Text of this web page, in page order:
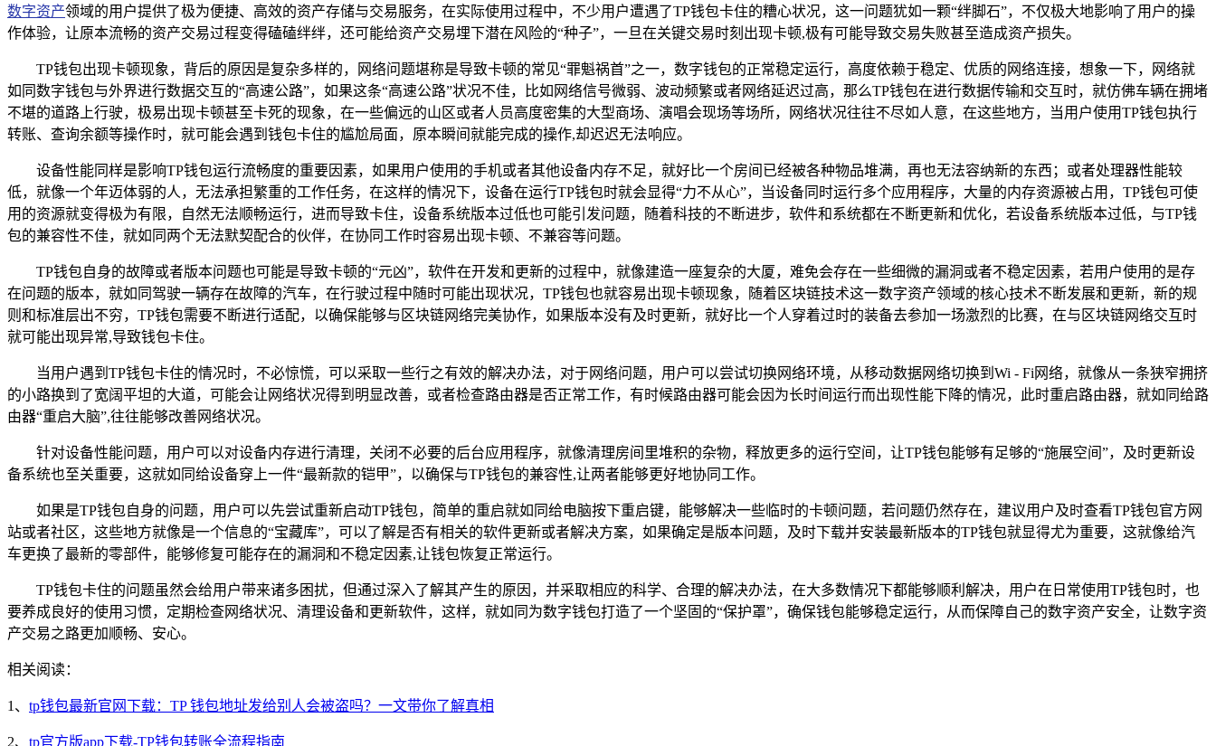
数字资产领域的用户提供了极为便捷、高效的资产存储与交易服务，在实际使用过程中，不少用户遭遇了TP钱包卡住的糟心状况，这一问题犹如一颗“绊脚石”，不仅极大地影响了用户的操
作体验，让原本流畅的资产交易过程变得磕磕绊绊，还可能给资产交易埋下潜在风险的“种子”，一旦在关键交易时刻出现卡顿,极有可能导致交易失败甚至造成资产损失。
TP钱包出现卡顿现象，背后的原因是复杂多样的，网络问题堪称是导致卡顿的常见“罪魁祸首”之一，数字钱包的正常稳定运行，高度依赖于稳定、优质的网络连接，想象一下，网络就
如同数字钱包与外界进行数据交互的“高速公路”，如果这条“高速公路”状况不佳，比如网络信号微弱、波动频繁或者网络延迟过高，那么TP钱包在进行数据传输和交互时，就仿佛车辆在拥堵
不堪的道路上行驶，极易出现卡顿甚至卡死的现象，在一些偏远的山区或者人员高度密集的大型商场、演唱会现场等场所，网络状况往往不尽如人意，在这些地方，当用户使用TP钱包执行
转账、查询余额等操作时，就可能会遇到钱包卡住的尴尬局面，原本瞬间就能完成的操作,却迟迟无法响应。
设备性能同样是影响TP钱包运行流畅度的重要因素，如果用户使用的手机或者其他设备内存不足，就好比一个房间已经被各种物品堆满，再也无法容纳新的东西；或者处理器性能较
低，就像一个年迈体弱的人，无法承担繁重的工作任务，在这样的情况下，设备在运行TP钱包时就会显得“力不从心”，当设备同时运行多个应用程序，大量的内存资源被占用，TP钱包可使
用的资源就变得极为有限，自然无法顺畅运行，进而导致卡住，设备系统版本过低也可能引发问题，随着科技的不断进步，软件和系统都在不断更新和优化，若设备系统版本过低，与TP钱
包的兼容性不佳，就如同两个无法默契配合的伙伴，在协同工作时容易出现卡顿、不兼容等问题。
TP钱包自身的故障或者版本问题也可能是导致卡顿的“元凶”，软件在开发和更新的过程中，就像建造一座复杂的大厦，难免会存在一些细微的漏洞或者不稳定因素，若用户使用的是存
在问题的版本，就如同驾驶一辆存在故障的汽车，在行驶过程中随时可能出现状况，TP钱包也就容易出现卡顿现象，随着区块链技术这一数字资产领域的核心技术不断发展和更新，新的规
则和标准层出不穷，TP钱包需要不断进行适配，以确保能够与区块链网络完美协作，如果版本没有及时更新，就好比一个人穿着过时的装备去参加一场激烈的比赛，在与区块链网络交互时
就可能出现异常,导致钱包卡住。
当用户遇到TP钱包卡住的情况时，不必惊慌，可以采取一些行之有效的解决办法，对于网络问题，用户可以尝试切换网络环境，从移动数据网络切换到Wi - Fi网络，就像从一条狭窄拥挤
的小路换到了宽阔平坦的大道，可能会让网络状况得到明显改善，或者检查路由器是否正常工作，有时候路由器可能会因为长时间运行而出现性能下降的情况，此时重启路由器，就如同给路
由器“重启大脑”,往往能够改善网络状况。
针对设备性能问题，用户可以对设备内存进行清理，关闭不必要的后台应用程序，就像清理房间里堆积的杂物，释放更多的运行空间，让TP钱包能够有足够的“施展空间”，及时更新设
备系统也至关重要，这就如同给设备穿上一件“最新款的铠甲”，以确保与TP钱包的兼容性,让两者能够更好地协同工作。
如果是TP钱包自身的问题，用户可以先尝试重新启动TP钱包，简单的重启就如同给电脑按下重启键，能够解决一些临时的卡顿问题，若问题仍然存在，建议用户及时查看TP钱包官方网
站或者社区，这些地方就像是一个信息的“宝藏库”，可以了解是否有相关的软件更新或者解决方案，如果确定是版本问题，及时下载并安装最新版本的TP钱包就显得尤为重要，这就像给汽
车更换了最新的零部件，能够修复可能存在的漏洞和不稳定因素,让钱包恢复正常运行。
TP钱包卡住的问题虽然会给用户带来诸多困扰，但通过深入了解其产生的原因，并采取相应的科学、合理的解决办法，在大多数情况下都能够顺利解决，用户在日常使用TP钱包时，也
要养成良好的使用习惯，定期检查网络状况、清理设备和更新软件，这样，就如同为数字钱包打造了一个坚固的“保护罩”，确保钱包能够稳定运行，从而保障自己的数字资产安全，让数字资
产交易之路更加顺畅、安心。
相关阅读：
1、 tp钱包最新官网下载：TP 钱包地址发给别人会被盗吗？一文带你了解真相
2、 tp官方版app下载-TP钱包转账全流程指南